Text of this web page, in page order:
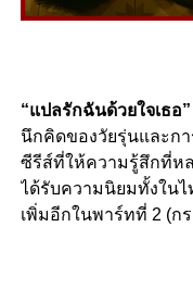
“แปลรักฉันด้วยใจเธอ”
นึกคิดของวัยรุ่นและกา
ซีรีส์ที่ให้ความรู้สึกที่ห
ได้รับความนิยมทั้งในไ
เพิ่มอีกในพาร์ทที่ 2 (ก